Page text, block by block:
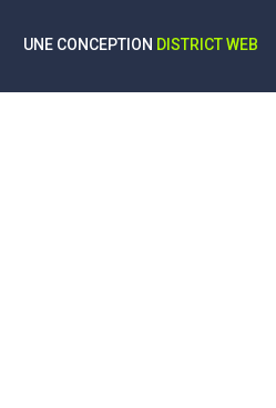
UNE CONCEPTION DISTRICT WEB